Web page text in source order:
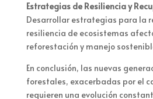
Estrategias de Resiliencia y
Desarrollar estrategias para la
resiliencia de ecosistemas
reforestación y manejo
En conclusión, las nuevas
forestales, exacerbadas por el
requieren una evolución